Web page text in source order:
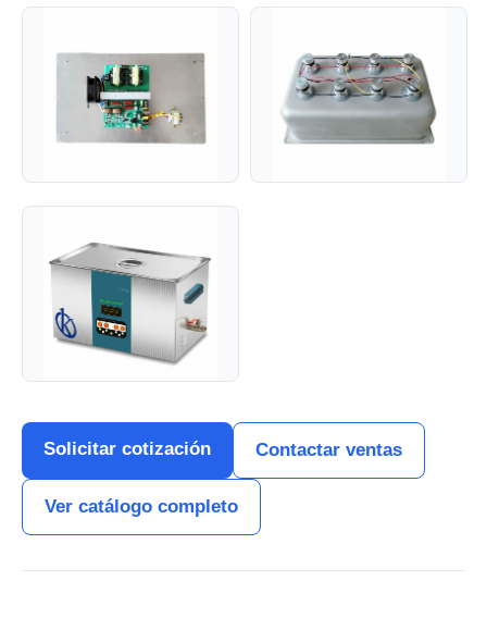
Solicitar cotización Contactar ventas
Ver catálogo completo